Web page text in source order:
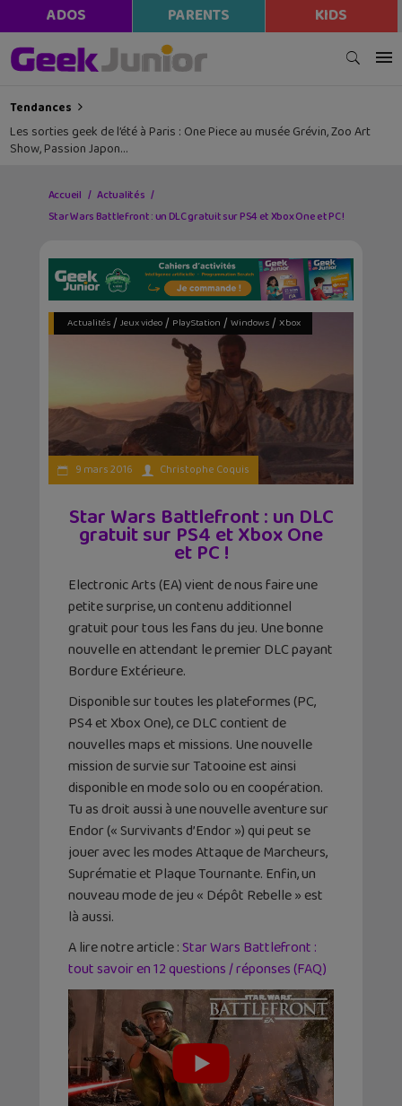
ADOS PARENTS KIDS
Tendances
Les sorties geek de l’été à Paris : One Piece au musée Grévin, Zoo Art
Show, Passion Japon…
Accueil
Actualités
Star Wars Battlefront : un DLC gratuit sur PS4 et Xbox One et PC !
Actualités/ Jeux video/ PlayStation / Windows/ Xbox
9 mars 2016 Christophe Coquis
Star Wars Battlefront : un DLC
gratuit sur PS4 et Xbox One
et PC !
Electronic Arts (EA) vient de nous faire une
petite surprise, un contenu additionnel
gratuit pour tous les fans du jeu. Une bonne
nouvelle en attendant le premier DLC payant
Bordure Extérieure.
Disponible sur toutes les plateformes (PC,
PS4 et Xbox One), ce DLC contient de
nouvelles maps et missions. Une nouvelle
mission de survie sur Tatooine est ainsi
disponible en mode solo ou en coopération.
Tu as droit aussi à une nouvelle aventure sur
Endor (« Survivants d’Endor ») qui peut se
jouer avec les modes Attaque de Marcheurs,
Suprématie et Plaque Tournante. Enfin, un
nouveau mode de jeu « Dépôt Rebelle » est
là aussi.
A lire notre article :Star Wars Battlefront :
tout savoir en 12 questions / réponses (FAQ)